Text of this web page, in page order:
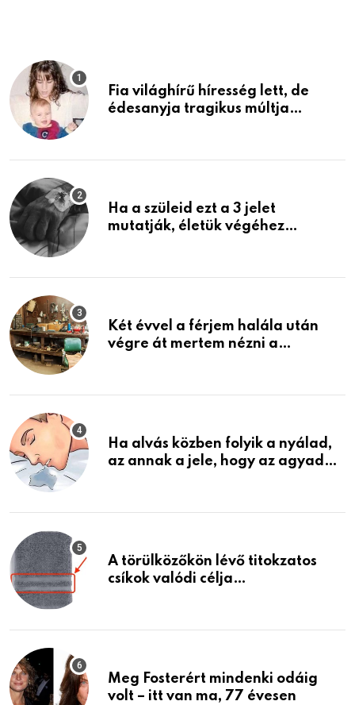
Fia világhírű híresség lett, de
édesanyja tragikus múltja
Ha a szüleid ezt a 3 jelet
mutatják, életük végéhez
Két évvel a férjem halála után
végre át mertem nézni a
életemet
Ha alvás közben folyik a nyálad,
az annak a jele, hogy az agyad…
A törülközőkön lévő titokzatos
csíkok valódi célja…
Meg Fosterért mindenki odáig
volt – itt van ma, 77 évesen